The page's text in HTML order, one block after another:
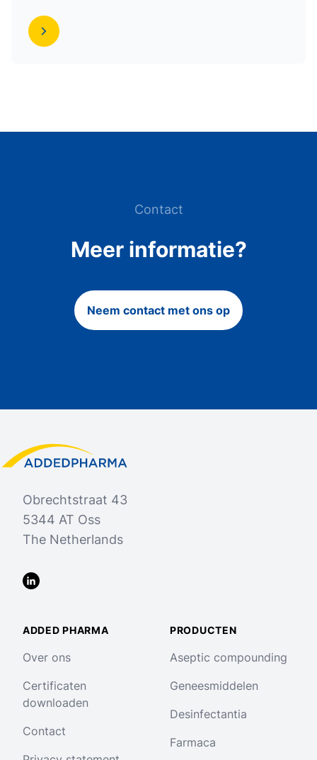
Contact
Meer informatie?
Neem contact met ons op
Added Pharma
Obrechtstraat 43
5344 AT Oss
The Netherlands
LinkedIn
ADDED PHARMA
Over ons
Certificaten
downloaden
Contact
PRODUCTEN
Aseptic compounding
Geneesmiddelen
Desinfectantia
Farmaca